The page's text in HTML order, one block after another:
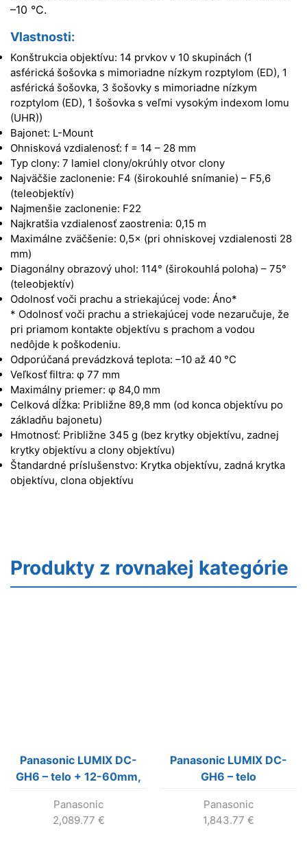
–10 °C.
Vlastnosti:
Konštrukcia objektívu: 14 prvkov v 10 skupinách (1
asférická šošovka s mimoriadne nízkym rozptylom (ED), 1
asférická šošovka, 3 šošovky s mimoriadne nízkym
rozptylom (ED), 1 šošovka s veľmi vysokým indexom lomu
(UHR))
Bajonet: L-Mount
Ohnisková vzdialenosť: f = 14 – 28 mm
Typ clony: 7 lamiel clony/okrúhly otvor clony
Najväčšie zaclonenie: F4 (širokouhlé snímanie) – F5,6
(teleobjektív)
Najmenšie zaclonenie: F22
Najkratšia vzdialenosť zaostrenia: 0,15 m
Maximálne zväčšenie: 0,5× (pri ohniskovej vzdialenosti 28
mm)
Diagonálny obrazový uhol: 114° (širokouhlá poloha) – 75°
(teleobjektív)
Odolnosť voči prachu a striekajúcej vode: Áno*
* Odolnosť voči prachu a striekajúcej vode nezaručuje, že
pri priamom kontakte objektívu s prachom a vodou
nedôjde k poškodeniu.
Odporúčaná prevádzková teplota: –10 až 40 °C
Veľkosť filtra: φ 77 mm
Maximálny priemer: φ 84,0 mm
Celková dĺžka: Približne 89,8 mm (od konca objektívu po
základňu bajonetu)
Hmotnosť: Približne 345 g (bez krytky objektívu, zadnej
krytky objektívu a clony objektívu)
Štandardné príslušenstvo: Krytka objektívu, zadná krytka
objektívu, clona objektívu
Produkty z rovnakej kategórie
Panasonic LUMIX DC-
GH6 – telo + 12-60mm,
O.I.S.
Panasonic
2,089.77 €
Panasonic LUMIX DC-
GH6 – telo
Panasonic
1,843.77 €